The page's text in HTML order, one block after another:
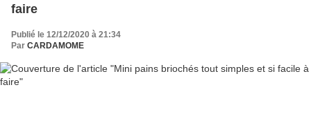
faire
Publié le 12/12/2020 à 21:34
Par CARDAMOME